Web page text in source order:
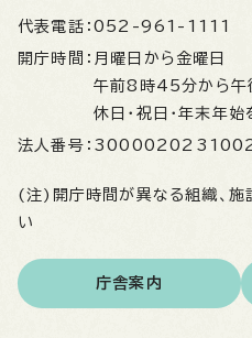
代表電話： 052-961-1111
開庁時間： 月曜日から金曜日
午前8時45分から午
休日・祝日・年末年始
法人番号：
(注)開庁時間が異なる組織、施
い
庁舎案内